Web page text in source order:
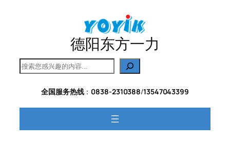
德阳东方一力
搜
索
全国服务热线： 0838-2310388/13547043399